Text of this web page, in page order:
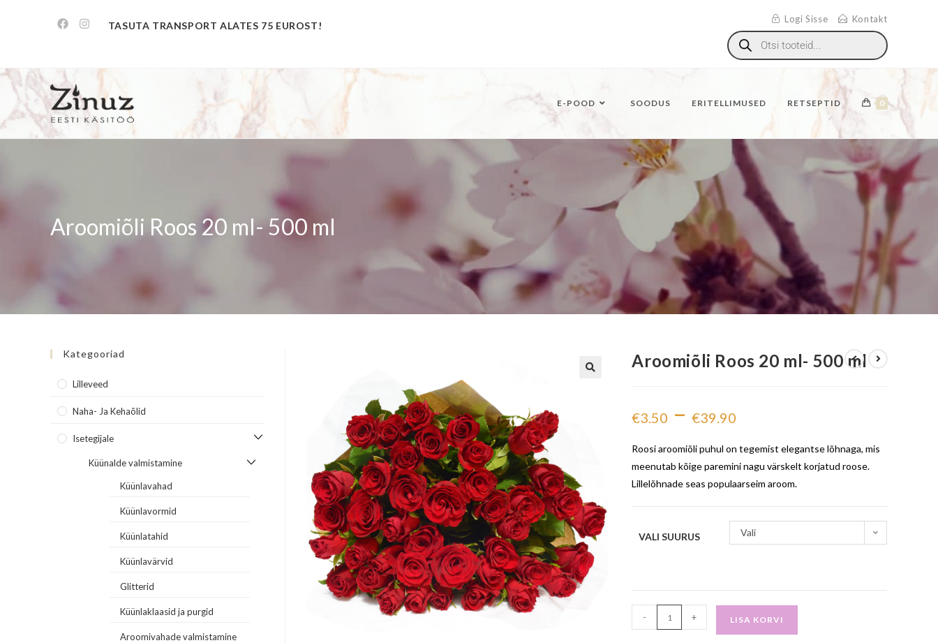
Logi Sisse Kontakt
TASUTA TRANSPORT ALATES 75 EUROST!
E-POOD SOODUS ERITELLIMUSED RETSEPTID 0
Aroomiõli Roos 20 ml- 500 ml
Aroomiõli Roos 20 ml- 500 ml
€3.50 – €39.90
Roosi aroomiõli puhul on tegemist elegantse lõhnaga, mis
meenutab kõige paremini nagu värskelt korjatud roose.
Lillelõhnade seas populaarseim aroom.
VALI SUURUS Vali
- + LISA KORVI
Kategooriad
Lilleveed
Naha- Ja Kehaõlid
Isetegijale
Küünalde valmistamine
Küünlavahad
Küünlavormid
Küünlatahid
Küünlavärvid
Glitterid
Küünlaklaasid ja purgid
Aroomivahade valmistamine